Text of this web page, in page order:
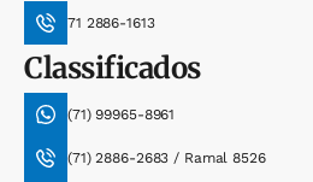
71 2886-1613
Classificados
(71) 99965-8961
(71) 2886-2683 / Ramal 8526